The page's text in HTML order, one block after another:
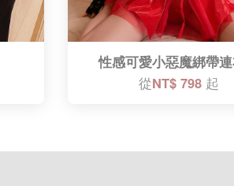
性感可愛小惡魔綁帶
從NT$ 798 起